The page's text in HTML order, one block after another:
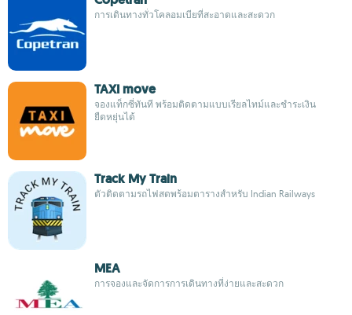
การเดินทางทั่วโคลอมเบียที่สะอาดและสะดวก
TAXI move
จองแท็กซี่ทันที พร้อมติดตามแบบเรียลไทม์และชำระเงิน
ยืดหยุ่นได้
Track My Train
ตัวติดตามรถไฟสดพร้อมตารางสำหรับ Indian Railways
MEA
การจองและจัดการการเดินทางที่ง่ายและสะดวก